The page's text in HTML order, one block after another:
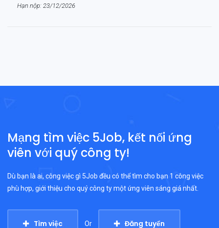
Hạn nộp: 23/12/2026
Mạng tìm việc 5Job, kết nối ứng
viên với quý công ty!
Dù bạn là ai, công việc gì 5Job đều có thể tìm cho bạn 1 công việc
phù hợp, giới thiệu cho quý công ty một ứng viên sáng giá nhất.
Tìm việc Or Đăng tuyển